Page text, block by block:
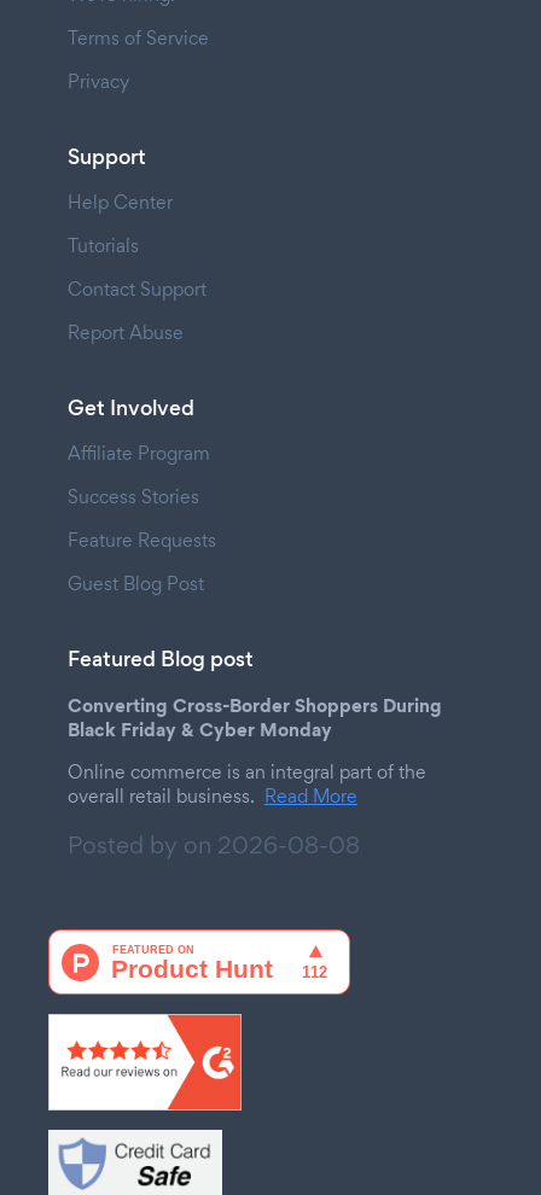
Terms of Service
Privacy
Support
Help Center
Tutorials
Contact Support
Report Abuse
Get Involved
Affiliate Program
Success Stories
Feature Requests
Guest Blog Post
Featured Blog post
Converting Cross-Border Shoppers During
Black Friday & Cyber Monday
Online commerce is an integral part of the
overall retail business. Read More
Posted by on 2026-08-08